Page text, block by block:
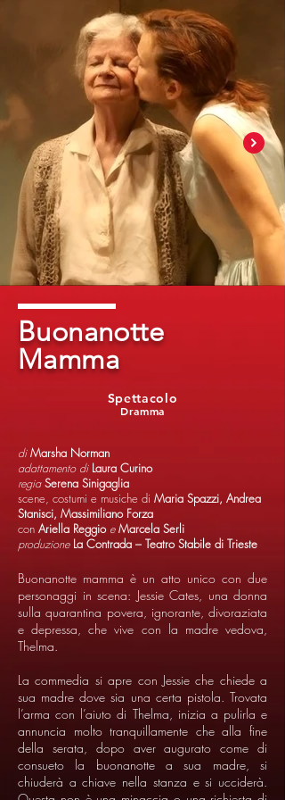
Buonanotte
Mamma
Dramma
Spettacolo
diMarsha Norman
adattamento di Laura Curino
regiaSerena Sinigaglia
scene, costumi e musiche di Maria Spazzi, Andrea
Stanisci, Massimiliano Forza
con Ariella Reggio eMarcela Serli
produzione La Contrada – Teatro Stabile di Trieste
Buonanotte mamma è un atto unico con due
personaggi in scena: Jessie Cates, una donna
sulla quarantina povera, ignorante, divoraziata
e depressa, che vive con la madre vedova,
Thelma.
La commedia si apre con Jessie che chiede a
sua madre dove sia una certa pistola. Trovata
l’arma con l’aiuto di Thelma, inizia a pulirla e
annuncia molto tranquillamente che alla fine
della serata, dopo aver augurato come di
consueto la buonanotte a sua madre, si
chiuderà a chiave nella stanza e si ucciderà.